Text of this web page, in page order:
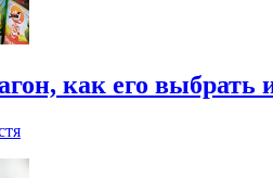
как его выбрать